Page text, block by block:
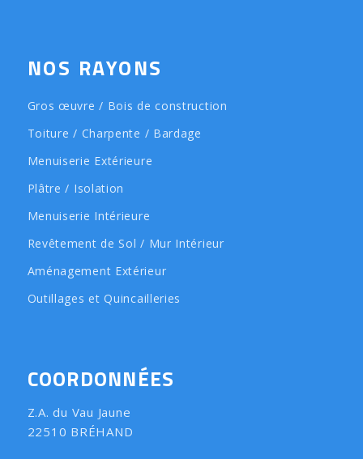
NOS RAYONS
Gros œuvre / Bois de construction
Toiture / Charpente / Bardage
Menuiserie Extérieure
Plâtre / Isolation
Menuiserie Intérieure
Revêtement de Sol / Mur Intérieur
Aménagement Extérieur
Outillages et Quincailleries
COORDONNÉES
Z.A. du Vau Jaune
22510 BRÉHAND